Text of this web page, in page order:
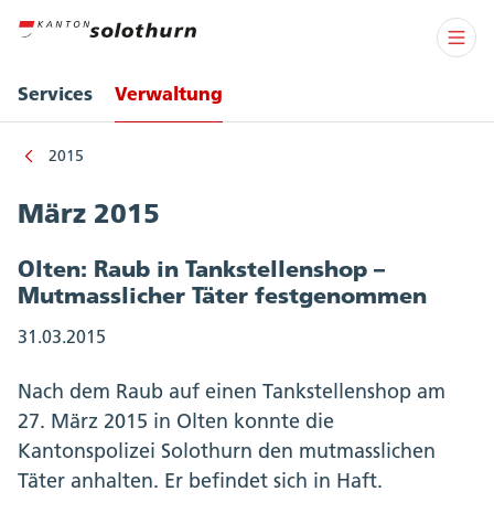
Services Verwaltung
2015
März 2015
Olten: Raub in Tankstellenshop –
Mutmasslicher Täter festgenommen
31.03.2015
Nach dem Raub auf einen Tankstellenshop am
27. März 2015 in Olten konnte die
Kantonspolizei Solothurn den mutmasslichen
Täter anhalten. Er befindet sich in Haft.